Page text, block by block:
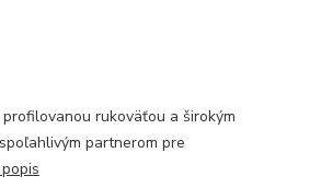
rukoväťou a širokým
partnerom pre